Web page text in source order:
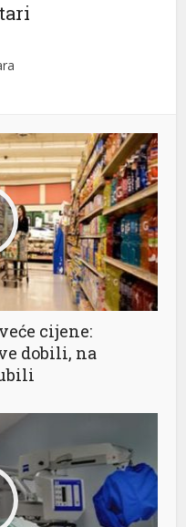
cijene:
dobili, na